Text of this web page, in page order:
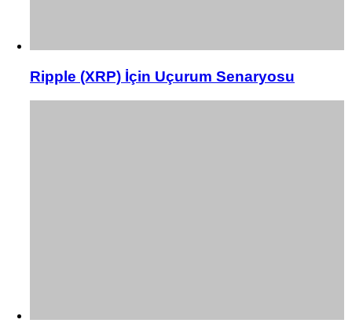
Ripple (XRP) İçin Uçurum Senaryosu